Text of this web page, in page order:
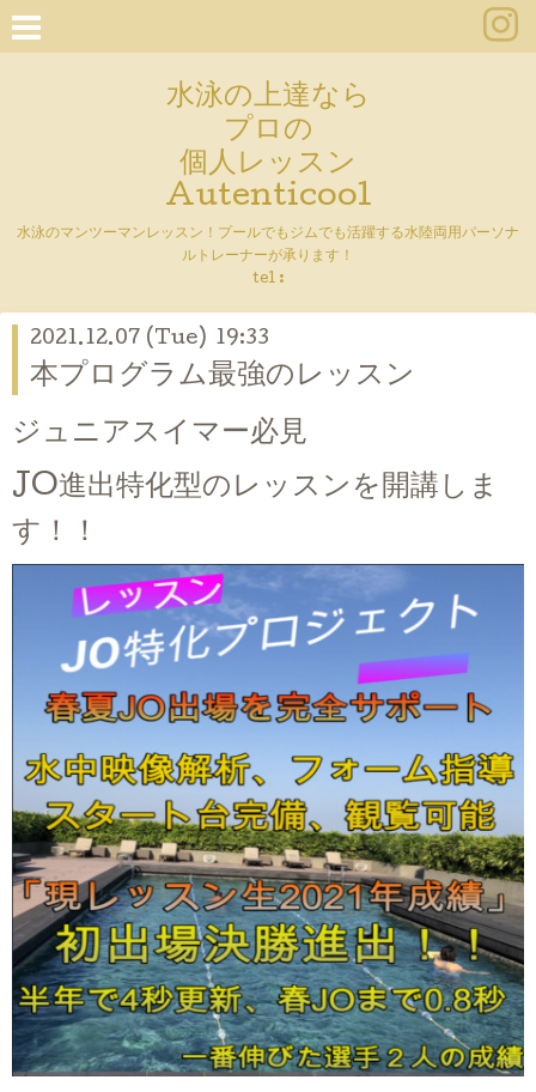
水泳の上達なら
プロの
個人レッスン
Autenticool
水泳のマンツーマンレッスン！プールでもジムでも活躍する水陸両用パーソナ
ルトレーナーが承ります！
tel :
2021.12.07 (Tue) 19:33
本プログラム最強のレッスン
ジュニアスイマー必見
JO進出特化型のレッスンを開講しま
す！！